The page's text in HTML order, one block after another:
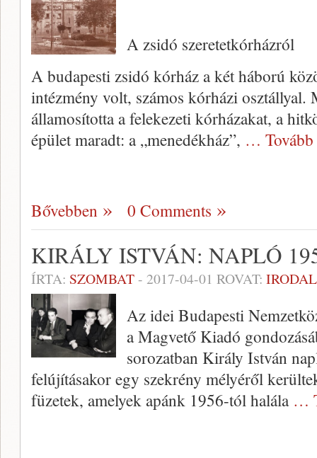
A zsidó szeretetkórházról
A budapesti zsidó kórház a két háború
intézmény volt, számos kórházi osztállyal.
államosította a felekezeti kórházakat, a
épület maradt: a „menedékház”, …
Bővebben 0 Comments
KIRÁLY ISTVÁN: NAPLÓ
ÍRTA: SZOMBAT- 2017-04-01 ROVAT:
Az idei Budapesti
a Magvető Kiadó
sorozatban Király István
felújításakor egy szekrény mélyéről
füzetek, amelyek apánk 1956-tól halála …